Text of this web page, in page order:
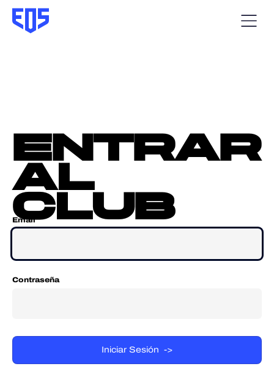
entrar
al
club
Email
Contraseña